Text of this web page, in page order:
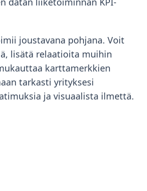
joustavana pohjana. Voit
lisätä relaatioita muihin
karttamerkkien
tarkasti yrityksesi
ja visuaalista ilmettä.